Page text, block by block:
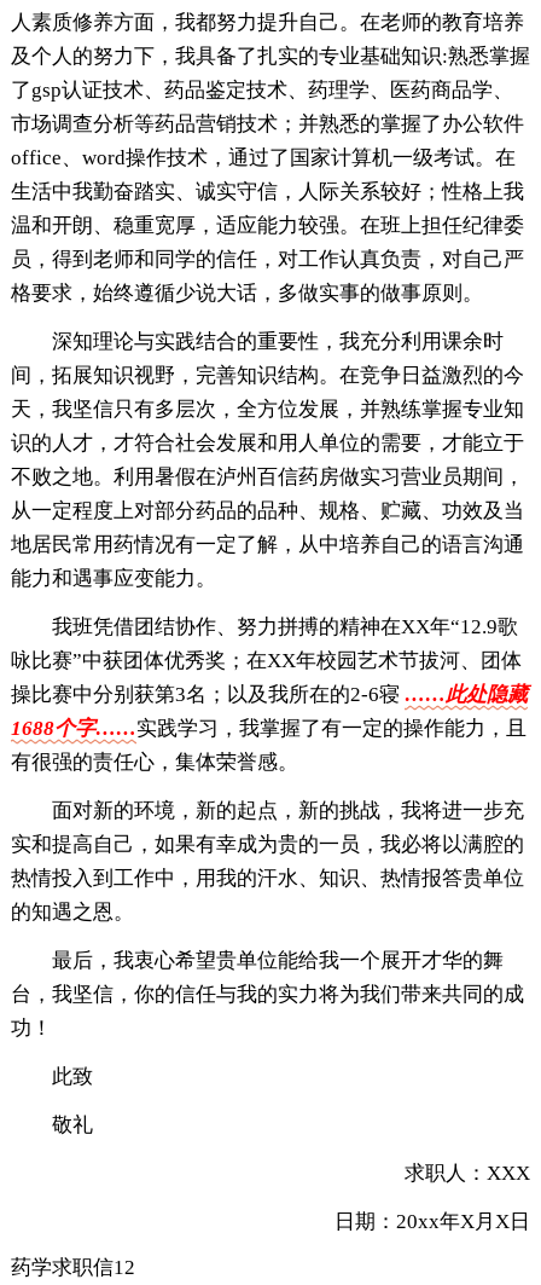
人素质修养方面，我都努力提升自己。在老师的教育培养
及个人的努力下，我具备了扎实的专业基础知识:熟悉掌握
了gsp认证技术、药品鉴定技术、药理学、医药商品学、
市场调查分析等药品营销技术；并熟悉的掌握了办公软件
office、word操作技术，通过了国家计算机一级考试。在
生活中我勤奋踏实、诚实守信，人际关系较好；性格上我
温和开朗、稳重宽厚，适应能力较强。在班上担任纪律委
员，得到老师和同学的信任，对工作认真负责，对自己严
格要求，始终遵循少说大话，多做实事的做事原则。
深知理论与实践结合的重要性，我充分利用课余时
间，拓展知识视野，完善知识结构。在竞争日益激烈的今
天，我坚信只有多层次，全方位发展，并熟练掌握专业知
识的人才，才符合社会发展和用人单位的需要，才能立于
不败之地。利用暑假在泸州百信药房做实习营业员期间，
从一定程度上对部分药品的品种、规格、贮藏、功效及当
地居民常用药情况有一定了解，从中培养自己的语言沟通
能力和遇事应变能力。
我班凭借团结协作、努力拼搏的精神在XX年“12.9歌
咏比赛”中获团体优秀奖；在XX年校园艺术节拔河、团体
操比赛中分别获第3名；以及我所在的2-6寝 ……此处隐藏
1688个字……实践学习，我掌握了有一定的操作能力，且
有很强的责任心，集体荣誉感。
面对新的环境，新的起点，新的挑战，我将进一步充
实和提高自己，如果有幸成为贵的一员，我必将以满腔的
热情投入到工作中，用我的汗水、知识、热情报答贵单位
的知遇之恩。
最后，我衷心希望贵单位能给我一个展开才华的舞
台，我坚信，你的信任与我的实力将为我们带来共同的成
功！
此致
敬礼
求职人：XXX
日期：20xx年X月X日
药学求职信12